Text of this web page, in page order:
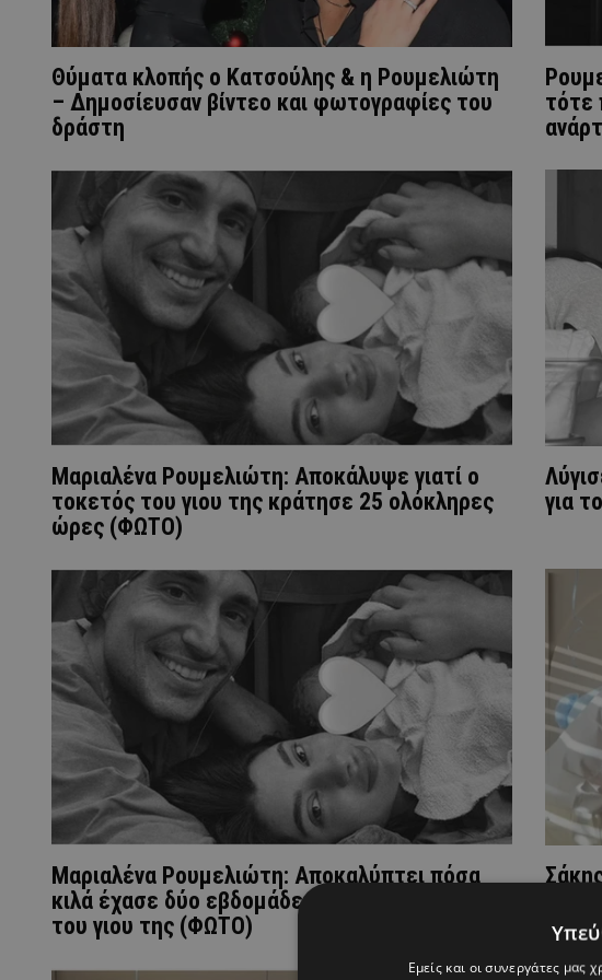
Θύματα κλοπής ο Κατσούλης & η Ρουμελιώτη
– Δημοσίευσαν βίντεο και φωτογραφίες του
δράστη
τότε
Μαριαλένα Ρουμελιώτη: Αποκάλυψε γιατί ο
τοκετός του γιου της κράτησε 25 ολόκληρες
ώρες (ΦΩΤΟ)
για
Μαριαλένα Ρουμελιώτη: Αποκαλύπτει πόσα
κιλά έχασε δύο εβδομάδες μετά τη γέννηση
του γιου της (ΦΩΤΟ)
Εμείς και οι συνεργάτες μας